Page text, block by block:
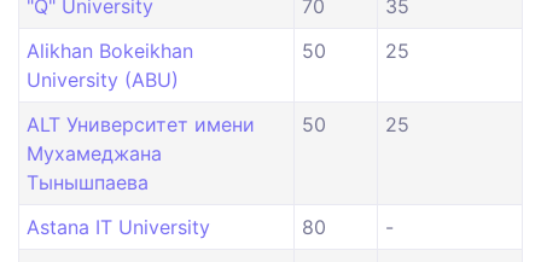
"Q" University
70
35
Alikhan Bokeikhan
University (ABU)
50 25
ALT Университет имени
Мухамеджана
Тынышпаева
50 25
Astana IT University 80
-